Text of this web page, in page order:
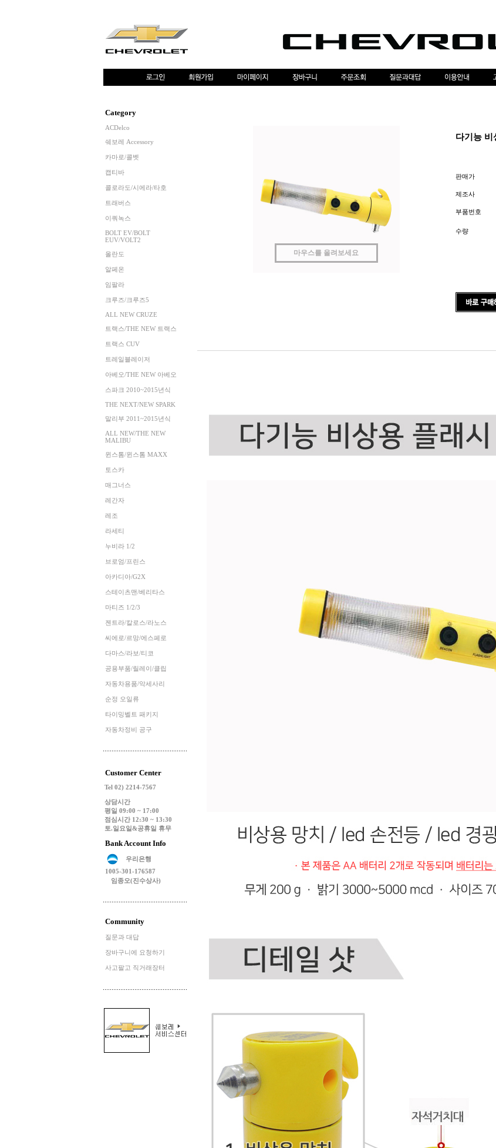
Category
ACDelco
쉐보레 Accessory
카마로/콜벳
캡티바
콜로라도/시에라/타호
트래버스
이쿼녹스
BOLT EV/BOLT
EUV/VOLT2
올란도
알페온
임팔라
크루즈/크루즈5
ALL NEW CRUZE
트랙스/THE NEW 트랙스
트랙스 CUV
트레일블레이저
아베오/THE NEW 아베오
스파크 2010~2015년식
THE NEXT/NEW SPARK
말리부 2011~2015년식
ALL NEW/THE NEW
MALIBU
윈스톰/윈스톰 MAXX
토스카
매그너스
레간자
레조
라세티
누비라 1/2
브로엄/프린스
아카디아/G2X
스테이츠맨/베리타스
마티즈 1/2/3
젠트라/칼로스/라노스
씨에로/르망/에스페로
다마스/라보/티코
공용부품/릴레이/클립
자동차용품/악세사리
순정 오일류
타이밍벨트 패키지
자동차정비 공구
Customer Center
Tel 02) 2214-7567
상담시간
평일 09:00 ~ 17:00
점심시간 12:30 ~ 13:30
토.일요일&공휴일 휴무
Bank Account Info
우리은행
1005-301-176587
임종오(진수상사)
Community
질문과 대답
장바구니에 요청하기
사고팔고 직거래장터
마우스를 올려보세요
다기능 비
판매가
제조사
부품번호
수량